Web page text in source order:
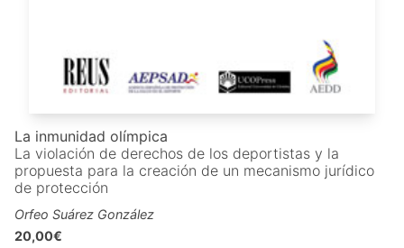
La inmunidad olímpica
La violación de derechos de los deportistas y la
propuesta para la creación de un mecanismo jurídico
de protección
Orfeo Suárez González
20,00€